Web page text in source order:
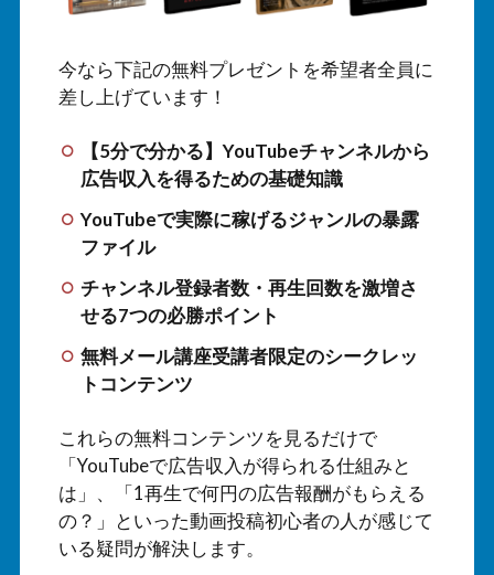
今なら下記の無料プレゼントを希望者全員に
差し上げています！
【5分で分かる】YouTubeチャンネルから
広告収入を得るための基礎知識
YouTubeで実際に稼げるジャンルの暴露
ファイル
チャンネル登録者数・再生回数を激増さ
せる7つの必勝ポイント
無料メール講座受講者限定のシークレッ
トコンテンツ
これらの無料コンテンツを見るだけで
「YouTubeで広告収入が得られる仕組みと
は」、「1再生で何円の広告報酬がもらえる
の？」といった動画投稿初心者の人が感じて
いる疑問が解決します。